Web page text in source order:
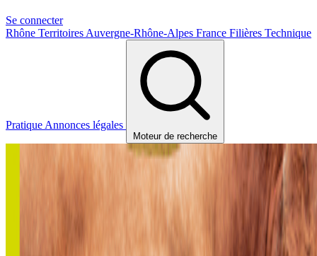
Se connecter
Rhône Territoires Auvergne-Rhône-Alpes France Filières Technique
Pratique Annonces légales
Moteur de recherche